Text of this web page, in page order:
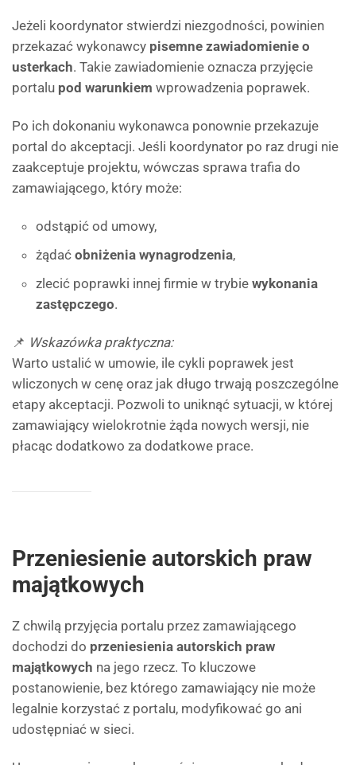
Jeżeli koordynator stwierdzi niezgodności, powinien
przekazać wykonawcy pisemne zawiadomienie o
usterkach. Takie zawiadomienie oznacza przyjęcie
portalu pod warunkiem wprowadzenia poprawek.
Po ich dokonaniu wykonawca ponownie przekazuje
portal do akceptacji. Jeśli koordynator po raz drugi nie
zaakceptuje projektu, wówczas sprawa trafia do
zamawiającego, który może:
odstąpić od umowy,
żądać obniżenia wynagrodzenia,
zlecić poprawki innej firmie w trybie wykonania
zastępczego.
📌 Wskazówka praktyczna:
Warto ustalić w umowie, ile cykli poprawek jest
wliczonych w cenę oraz jak długo trwają poszczególne
etapy akceptacji. Pozwoli to uniknąć sytuacji, w której
zamawiający wielokrotnie żąda nowych wersji, nie
płacąc dodatkowo za dodatkowe prace.
Przeniesienie autorskich praw
majątkowych
Z chwilą przyjęcia portalu przez zamawiającego
dochodzi do przeniesienia autorskich praw
majątkowych na jego rzecz. To kluczowe
postanowienie, bez którego zamawiający nie może
legalnie korzystać z portalu, modyfikować go ani
udostępniać w sieci.